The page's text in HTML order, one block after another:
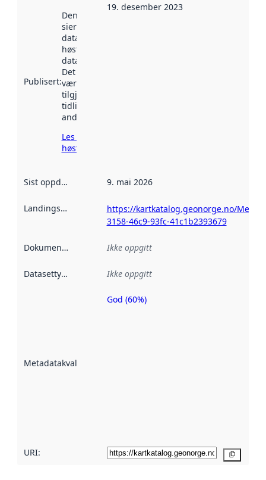
Publisert:
Denne datoen
sier når
datasettet ble
høstet av
data.norge.no.
Det kan ha
vært
tilgjengelig
tidligere
andre steder.
Les mer om
høsting her
19. desember 2023
Sist oppdatert 9. mai 2026
Landingsside
https://kartkatalog.geonorge.no/
3158-46c9-93fc-41c1b2393679
Dokumentasjon Ikke oppgitt
Datasettype Ikke oppgitt
Metadatakvalitet
Metadatakvalitet
God (60%)
URI: